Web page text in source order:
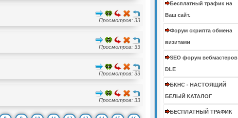
Бесплатный трафик на
Ваш сайт.
Форум скрипта обмена
визитами
SEO форум вебмастеров
DLE
БКНС - НАСТОЯЩИЙ
БЕЛЫЙ КАТАЛОГ
БЕСПЛАТНЫЙ ТРАФИК
Просмотров: 33
Просмотров: 33
Просмотров: 33
Просмотров: 33